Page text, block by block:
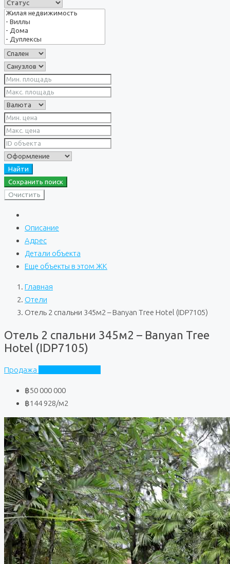
Найти
Сохранить поиск
Очистить
Описание
Адрес
Детали объекта
Еще объекты в этом ЖК
Главная
Отели
Отель 2 спальни 345м2 – Banyan Tree Hotel (IDP7105)
Отель 2 спальни 345м2 – Banyan Tree
Hotel (IDP7105)
Продажа
฿50 000 000
฿144 928/м2